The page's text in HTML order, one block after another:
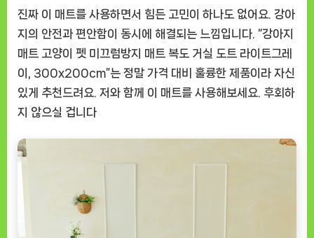
진짜 이 매트를 사용하면서 힘든 고민이 하나도 없어요. 강아
지의 안전과 편안함이 동시에 해결되는 느낌입니다. “강아지
매트 고양이 펫 미끄럼방지 매트 복도 거실 도트 라이트그레
이, 300x200cm”는 정말 가격 대비 훌륭한 제품이라 자신
있게 추천드려요. 저와 함께 이 매트를 사용해보세요. 후회하
지 않으실 겁니다